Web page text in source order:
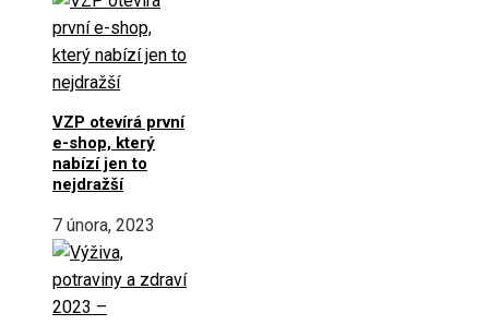
VZP otevírá první
e-shop, který
nabízí jen to
nejdražší
7 února, 2023